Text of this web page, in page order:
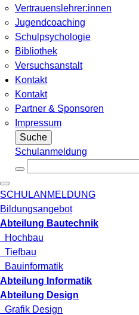
Vertrauenslehrer:innen
Jugendcoaching
Schulpsychologie
Bibliothek
Versuchsanstalt
Kontakt
Kontakt
Partner & Sponsoren
Impressum
Suche
Schulanmeldung
SCHULANMELDUNG
Bildungsangebot
Abteilung Bautechnik
Hochbau
Tiefbau
Bauinformatik
Abteilung Informatik
Abteilung Design
Grafik Design